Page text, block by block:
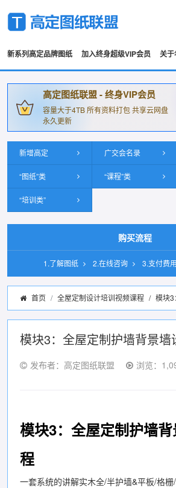
新系列高定品牌图纸 加入终身超级VIP会员 关
高定图纸联盟 - 终身VIP会员
容量大于4TB 所有资料打包 共享云网盘
永久更新
新增高定 广交会名录
“图纸”类 “课程”类
“培训类”
购买流程
1.了解图纸 2.在线咨询 3.支付费用
首页 全屋定制设计培训视频课程 / 模块3
模块3：全屋定制护墙背景墙
发布者：高定图纸联盟 浏览：
模块3：全屋定制护墙
程
一套系统的讲解实木全/半护墙&平板/格